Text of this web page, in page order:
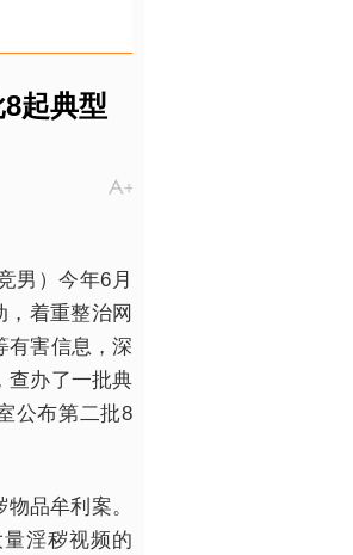
起典型
男）今年6月
，着重整治网
有害信息，深
查办了一批典
公布第二批8
品牟利案。
淫秽视频的